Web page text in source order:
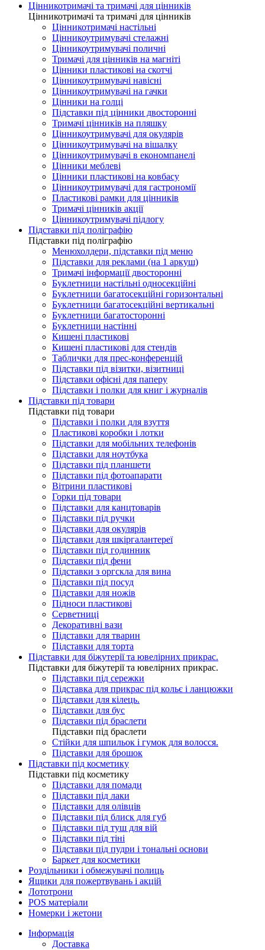
Цінникотримачі та тримачі для цінників
Цінникотримачі та тримачі для цінників
Цінникотримачі настільні
Цінникоутримувачі стелажні
Цінникоутримувачі поличні
Тримачі для цінників на магніті
Цінники пластикові на скотчі
Цінникоутримувачі навісні
Цінникоутримувачі на гачки
Цінники на голці
Підставки під цінники двосторонні
Тримачі цінників на пляшку
Цінникоутримувачі для окулярів
Цінникоутримувачі на вішалку
Цінникоутримувачі в економпанелі
Цінники меблеві
Цінники пластикові на ковбасу
Цінникоутримувачі для гастрономії
Пластикові рамки для цінників
Тримачі цінників акції
Цінникоутримувачі підлогу
Підставки під поліграфію
Підставки під поліграфію
Менюхолдери, підставки під меню
Підставки для реклами (на 1 аркуш)
Тримачі інформації двосторонні
Буклетници настільні односекційні
Буклетници багатосекційні горизонтальні
Буклетници багатосекційні вертикальні
Буклетници багатосторонні
Буклетници настінні
Кишені пластикові
Кишені пластикові для стендів
Таблички для прес-конференцій
Підставки під візитки, візитниці
Підставки офісні для паперу
Підставки і полки для книг і журналів
Підставки під товари
Підставки під товари
Підставки і полки для взуття
Пластикові коробки і лотки
Підставки для мобільних телефонів
Підставки для ноутбука
Підставки під планшети
Підставки під фотоапарати
Вітрини пластикові
Горки під товари
Підставки для канцтоварів
Підставки під ручки
Підставки для окулярів
Підставки для шкіргалантереї
Підставки під годинник
Підставки під фени
Підставки з оргскла для вина
Підставки під посуд
Підставки для ножів
Підноси пластикові
Серветниці
Декоративні вази
Підставки для тварин
Підставки для торта
Підставки для біжутерії та ювелірниx прикрас.
Підставки для біжутерії та ювелірниx прикрас.
Підставки під сережки
Підставка для прикрас під кольє і ланцюжки
Підставки для кілець.
Підставки для бус
Підставки під браслети
Підставки під браслети
Стійки для шпильок і гумок для волосся.
Підставки для брошок
Підставки під косметику
Підставки під косметику
Підставки для помади
Підставки під лаки
Підставки для олівців
Підставки під блиск для губ
Підставки під туш для вій
Підставки під тіні
Підставки під пудри і тональні основи
Баркет для косметики
Роздільники і обмежувачі полиць
Ящики для пожертвувань і акцій
Лототрони
POS матеріали
Номерки і жетони
Інформація
Доставка